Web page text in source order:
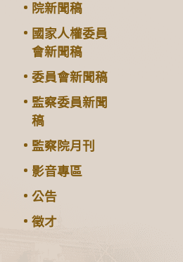
院新聞稿
國家人權委員
會新聞稿
委員會新聞稿
監察委員新聞
稿
監察院月刊
影音專區
公告
徵才